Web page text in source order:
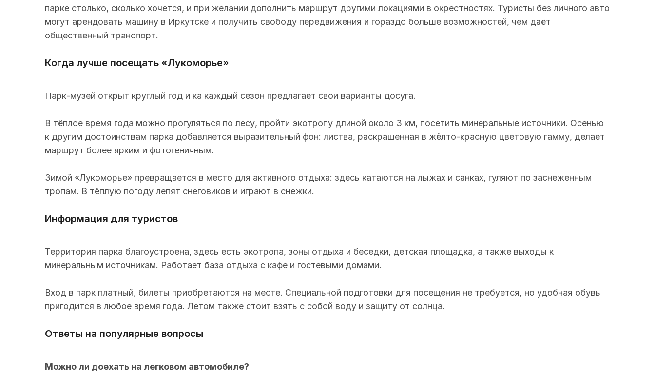
парке столько, сколько хочется, и при желании дополнить маршрут другими локациями в окрестностях. Туристы без личного авто
могут арендовать машину в Иркутске и получить свободу передвижения и гораздо больше возможностей, чем даёт
общественный транспорт.
Когда лучше посещать «Лукоморье»
Парк-музей открыт круглый год и ка каждый сезон предлагает свои варианты досуга.
В тёплое время года можно прогуляться по лесу, пройти экотропу длиной около 3 км, посетить минеральные источники. Осенью
к другим достоинствам парка добавляется выразительный фон: листва, раскрашенная в жёлто-красную цветовую гамму, делает
маршрут более ярким и фотогеничным.
Зимой «Лукоморье» превращается в место для активного отдыха: здесь катаются на лыжах и санках, гуляют по заснеженным
тропам. В тёплую погоду лепят снеговиков и играют в снежки.
Информация для туристов
Территория парка благоустроена, здесь есть экотропа, зоны отдыха и беседки, детская площадка, а также выходы к
минеральным источникам. Работает база отдыха с кафе и гостевыми домами.
Вход в парк платный, билеты приобретаются на месте. Специальной подготовки для посещения не требуется, но удобная обувь
пригодится в любое время года. Летом также стоит взять с собой воду и защиту от солнца.
Ответы на популярные вопросы
Можно ли доехать на легковом автомобиле?